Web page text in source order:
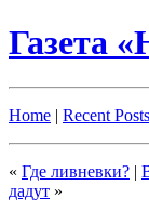
Газета
Home | Recent Posts
« Где ливневки? |
дадут »